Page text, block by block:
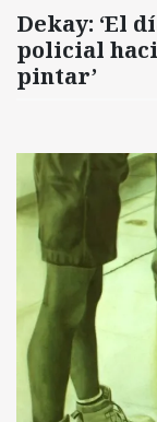
Dekay: ‘El
policial
pintar’